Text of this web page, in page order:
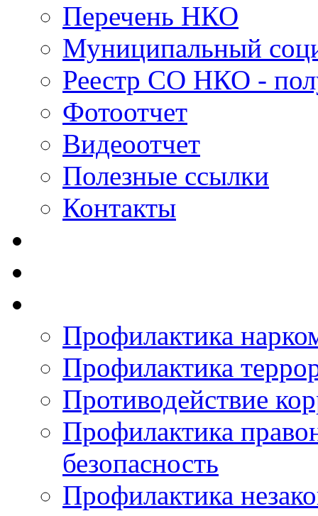
Перечень НКО
Муниципальный
Реестр СО НКО -
Фотоотчет
Видеоотчет
Полезные ссылки
Контакты
Профилактика
Профилактика
Противодействие
Профилактика
безопасность
Профилактика